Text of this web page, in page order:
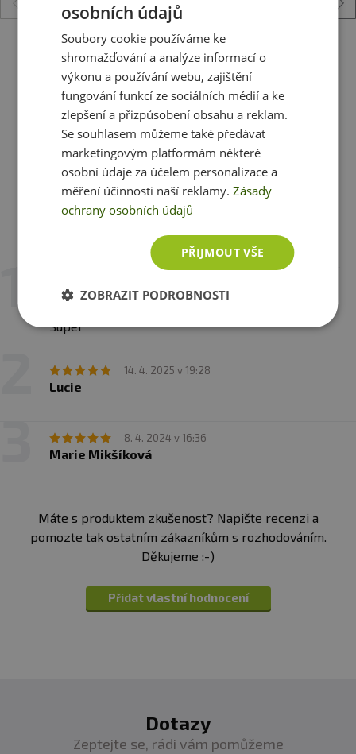
Upozornění:Doplněk stravy. Vhodné zejména pro
sportovce. Není náhradou pestré stravy. Nepřekračujte
doporučené denní dávkování. Ukládejte mimo dosah
dětí! Není vhodné pro děti, těhotné a kojící ženy.
Skladujte v suchu a při teplotě do 25 °C. Nevystavujte
přímému slunečnímu záření. Chraňte před mrazem.
Výrobce neručí za vady vzniklé nevhodným skladováním
a použitím.
Upozornění pro alergiky:Alergeny ve složení produktu
zvýrazněny.
Enervit Hořčík + Draslík (Magnesium + Potassium
Sport) 10x15 g - citron
195 Kč
skladem ihned k expedici
Zobrazit všechny produkty v akci
Hodnotili již 3 zákazníci
L. P.
Super
14. 4. 2025 v 19:28
Lucie
8. 4. 2024 v 16:36
Marie Mikšíková
Máte s produktem zkušenost? Napište recenzi a
pomozte tak ostatním zákazníkům s rozhodováním.
Děkujeme :-)
Přidat vlastní hodnocení
Dotazy
Zeptejte se, rádi vám pomůžeme
osobních údajů
Soubory cookie používáme ke
shromažďování a analýze informací o
výkonu a používání webu, zajištění
fungování funkcí ze sociálních médií a ke
zlepšení a přizpůsobení obsahu a reklam.
Se souhlasem můžeme také předávat
marketingovým platformám některé
osobní údaje za účelem personalizace a
měření účinnosti naší reklamy.Zásady
ochrany osobních údajů
PŘIJMOUT VŠE
ZOBRAZIT PODROBNOSTI